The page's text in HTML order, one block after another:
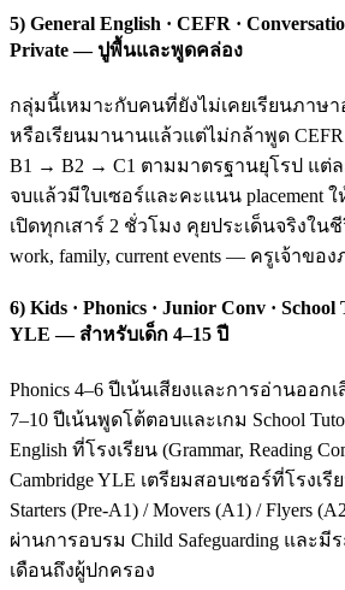
5) General English · CEFR ·
Private — ปูพื้นและพูดคล่อง
กลุ่มนี้เหมาะกับคนที่ยังไม่เคยเรียนภาษ
หรือเรียนมานานแล้วแต่ไม่กล้าพูด
B1 → B2 → C1 ตามมาตรฐานยุโรป แต่ล
จบแล้วมีใบเซอร์และคะแนน placement ใ
เปิดทุกเสาร์ 2 ชั่วโมง คุยประเด็นจริงใน
work, family, current events — ครูเจ้าข
6) Kids · Phonics · Junior Conv ·
YLE — สำหรับเด็ก 4–15 ปี
Phonics 4–6 ปีเน้นเสียงและการอ่านออกเ
7–10 ปีเน้นพูดโต้ตอบและเกม School
English ที่โรงเรียน (Grammar, Reading
Cambridge YLE เตรียมสอบเซอร์ที่โรงเ
Starters (Pre-A1) / Movers (A1) / Flyers
ผ่านการอบรม Child Safeguarding และมี
เดือนถึงผู้ปกครอง